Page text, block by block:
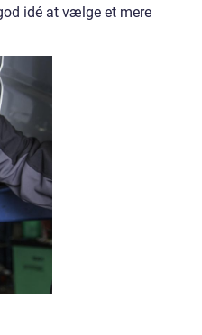
idé at vælge et mere